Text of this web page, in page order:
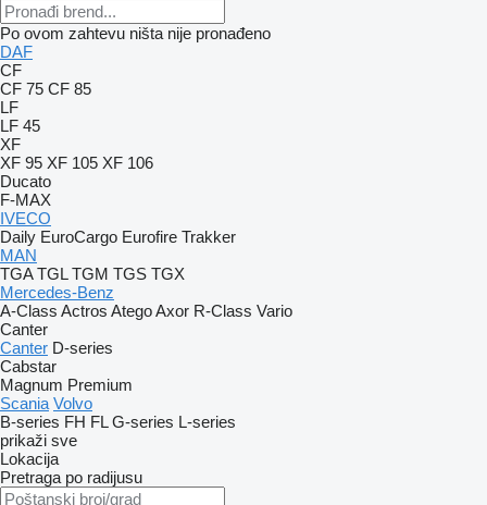
Po ovom zahtevu ništa nije pronađeno
DAF
CF
CF 75 CF 85
LF
LF 45
XF
XF 95 XF 105 XF 106
Ducato
F-MAX
IVECO
Daily EuroCargo Eurofire Trakker
MAN
TGA TGL TGM TGS TGX
Mercedes-Benz
A-Class Actros AtegoAxor R-Class Vario
Canter
Canter D-series
Cabstar
Magnum Premium
Scania Volvo
B-series FH FL G-series L-series
prikaži sve
Lokacija
Pretraga po radijusu